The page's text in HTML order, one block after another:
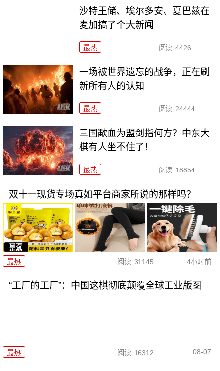
沙特王储、埃尔多安、夏巴兹在
麦加搞了个大新闻
最热 阅读 4426
一场被世界遗忘的战争，正在刷
新所有人的认知
最热 阅读 24444
三国歃血为盟剑指何方？中东大
棋有人坐不住了！
最热 阅读 18854
双十一现货专场真如平台商家所说的那样吗？
最热 阅读 31145 4小时前
“工厂的工厂”：中国这棋彻底颠覆全球工业版图
最热 阅读 16312 08-07